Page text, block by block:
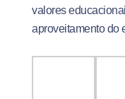
valores
aproveitamento do